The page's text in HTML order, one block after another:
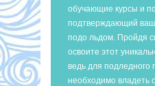
обучающие курсы и
подтверждающий
подо льдом. Пройдя
освоите этот
ведь для подледного
необходимо владеть